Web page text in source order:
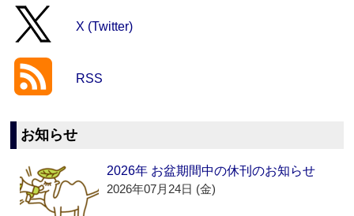
X (Twitter)
RSS
お知らせ
2026年 お盆期間中の休刊のお知らせ
2026年07月24日 (金)